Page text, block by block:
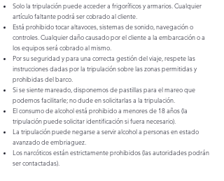
Solo la tripulación puede acceder a frigoríficos y armarios. Cualquier
artículo faltante podrá ser cobrado al cliente.
Está prohibido tocar altavoces, sistemas de sonido, navegación o
controles. Cualquier daño causado por el cliente a la embarcación o a
los equipos será cobrado al mismo.
Por su seguridad y para una correcta gestión del viaje, respete las
instrucciones dadas por la tripulación sobre las zonas permitidas y
prohibidas del barco.
Si se siente mareado, disponemos de pastillas para el mareo que
podemos facilitarle; no dude en solicitarlas a la tripulación.
El consumo de alcohol está prohibido a menores de 18 años (la
tripulación puede solicitar identificación si fuera necesario).
La tripulación puede negarse a servir alcohol a personas en estado
avanzado de embriaguez.
Los narcóticos están estrictamente prohibidos (las autoridades podrán
ser contactadas).